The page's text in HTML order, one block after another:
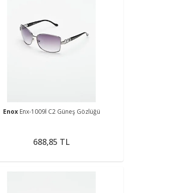
Enox Enx-1009l C2 Güneş Gözlüğü
688,85 TL